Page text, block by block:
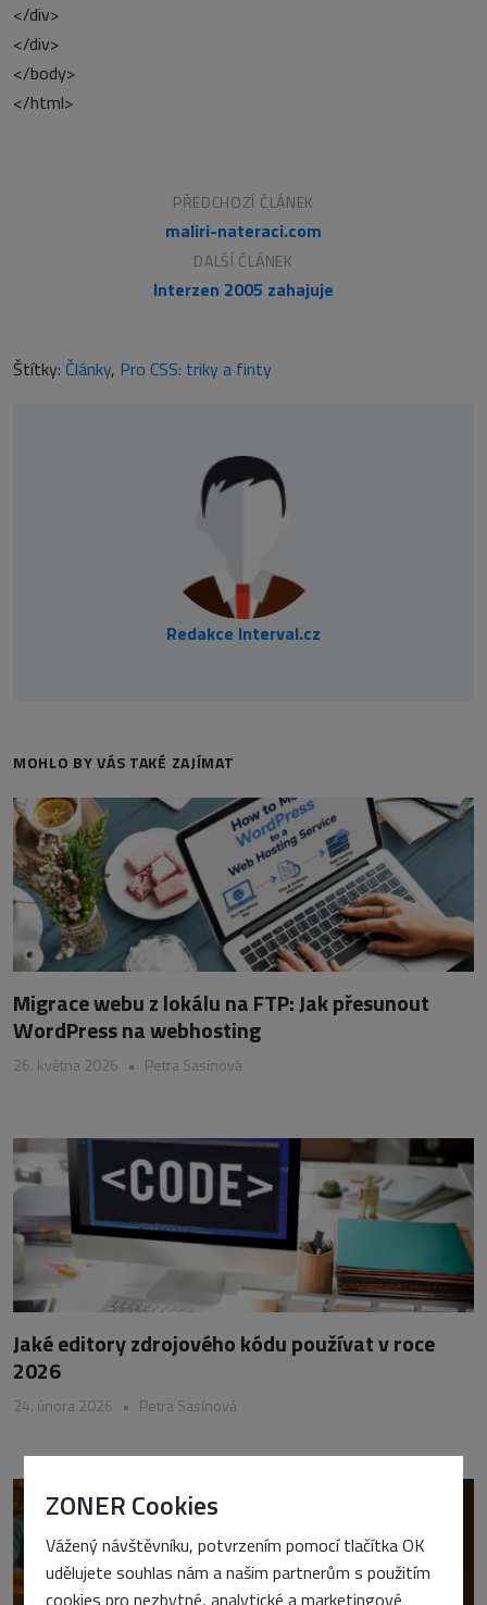
ZONER Cookies
Vážený návštěvníku, potvrzením pomocí tlačítka OK
udělujete souhlas nám a našim partnerům s použitím
cookies pro nezbytné, analytické a marketingové
</div>
</div>
</body>
</html>
PŘEDCHOZÍ ČLÁNEK
maliri-nateraci.com
DALŠÍ ČLÁNEK
Interzen 2005 zahajuje
Štítky: Články, Pro CSS: triky a finty
Redakce Interval.cz
MOHLO BY VÁS TAKÉ ZAJÍMAT
Migrace webu z lokálu na FTP: Jak přesunout
WordPress na webhosting
26. května 2026 • Petra Sasínová
Jaké editory zdrojového kódu používat v roce
2026
24. února 2026 • Petra Sasínová